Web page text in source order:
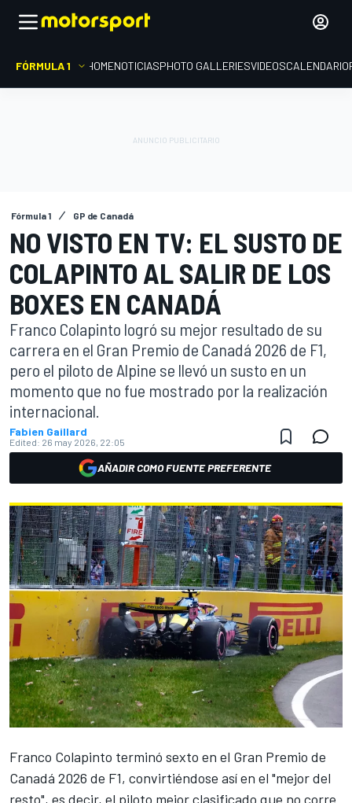
FÓRMULA 1 HOMENOTICIASPHOTO GALLERIESVIDEOSCALENDARIO
Fórmula 1 GP de Canadá
NO VISTO EN TV: EL SUSTO DE
COLAPINTO AL SALIR DE LOS
BOXES EN CANADÁ
Franco Colapinto logró su mejor resultado de su
carrera en el Gran Premio de Canadá 2026 de F1,
pero el piloto de Alpine se llevó un susto en un
momento que no fue mostrado por la realización
internacional.
Fabien Gaillard
Edited: 26 may 2026, 22:05
AÑADIR COMO FUENTE PREFERENTE
Franco Colapinto terminó sexto en el Gran Premio de
Canadá 2026 de F1, convirtiéndose así en el "mejor del
resto", es decir, el piloto mejor clasificado que no corre